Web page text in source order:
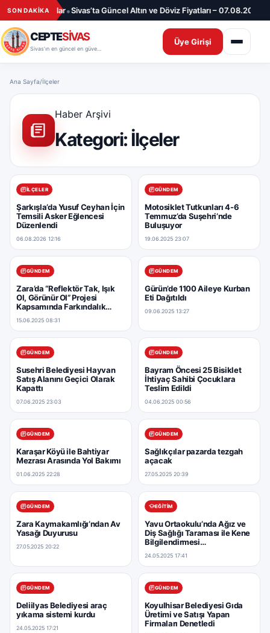
İçeriğe geç
SON DAKİKA
Ayrılanlar•Sivas’ta Güncel Altın ve Döviz Fiyatları – 07.08.2026
CEPTESİVAS Üye Girişi
Ana Sayfa/İlçeler
Haber Arşivi
Kategori:İlçeler
İLÇELER
Şarkışla’da Yusuf Ceyhan İçin
Temsili Asker Eğlencesi
Düzenlendi
06.08.2026 12:16
GÜNDEM
Motosiklet Tutkunları 4-6
Temmuz’da Suşehri’nde
Buluşuyor
19.06.2025 23:07
GÜNDEM
Zara’da “Reflektör Tak, Işık
Ol, Görünür Ol” Projesi
Kapsamında Farkındalık
15.06.2025 08:31
GÜNDEM
Gürün’de 1100 Aileye Kurban
Eti Dağıtıldı
09.06.2025 13:27
GÜNDEM
Susehri Belediyesi Hayvan
Satış Alanını Geçici Olarak
Kapattı
07.06.2025 23:03
GÜNDEM
Bayram Öncesi 25 Bisiklet
İhtiyaç Sahibi Çocuklara
Teslim Edildi
04.06.2025 00:56
GÜNDEM
Karaşar Köyü ile Bahtiyar
Mezrası Arasında Yol Bakımı
01.06.2025 22:28
GÜNDEM
Sağlıkçılar pazarda tezgah
açacak
27.05.2025 20:39
GÜNDEM
Zara Kaymakamlığı’ndan Av
Yasağı Duyurusu
27.05.2025 20:22
EĞITIM
Yavu Ortaokulu’nda Ağız ve
Diş Sağlığı Taraması ile Kene
Bilgilendirmesi
24.05.2025 17:41
GÜNDEM
Deliilyas Belediyesi araç
yıkama sistemi kurdu
24.05.2025 17:21
GÜNDEM
Koyulhisar Belediyesi Gıda
Üretimi ve Satışı Yapan
Firmaları Denetledi